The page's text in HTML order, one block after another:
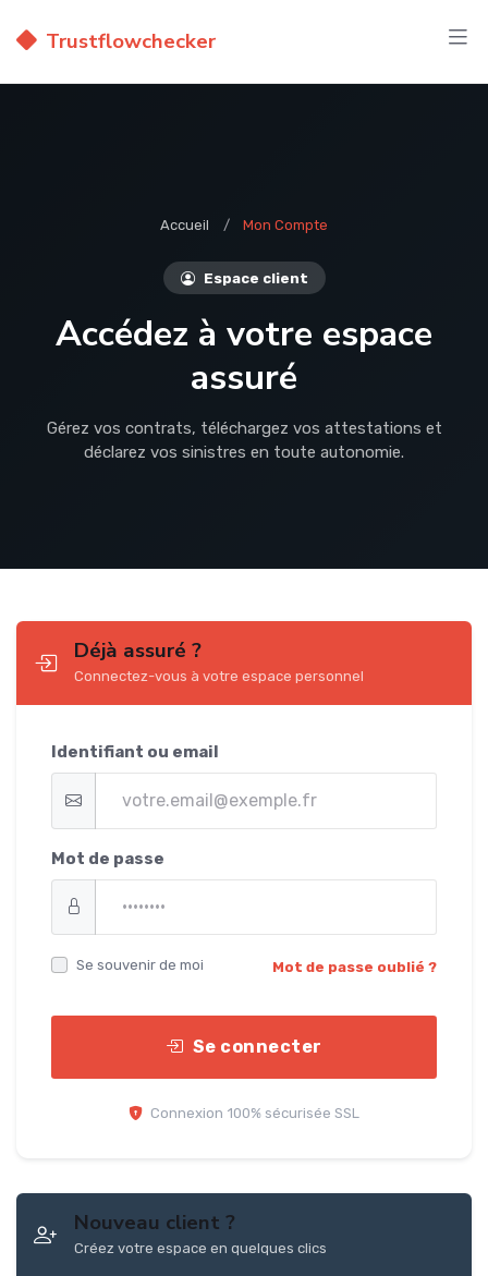
Trustflowchecker
Accueil Mon Compte
Espace client
Accédez à votre espace
assuré
Gérez vos contrats, téléchargez vos attestations et
déclarez vos sinistres en toute autonomie.
Déjà assuré ?
Connectez-vous à votre espace personnel
Identifiant ou email
Mot de passe
Se souvenir de moi Mot de passe oublié ?
Se connecter
Connexion 100% sécurisée SSL
Nouveau client ?
Créez votre espace en quelques clics